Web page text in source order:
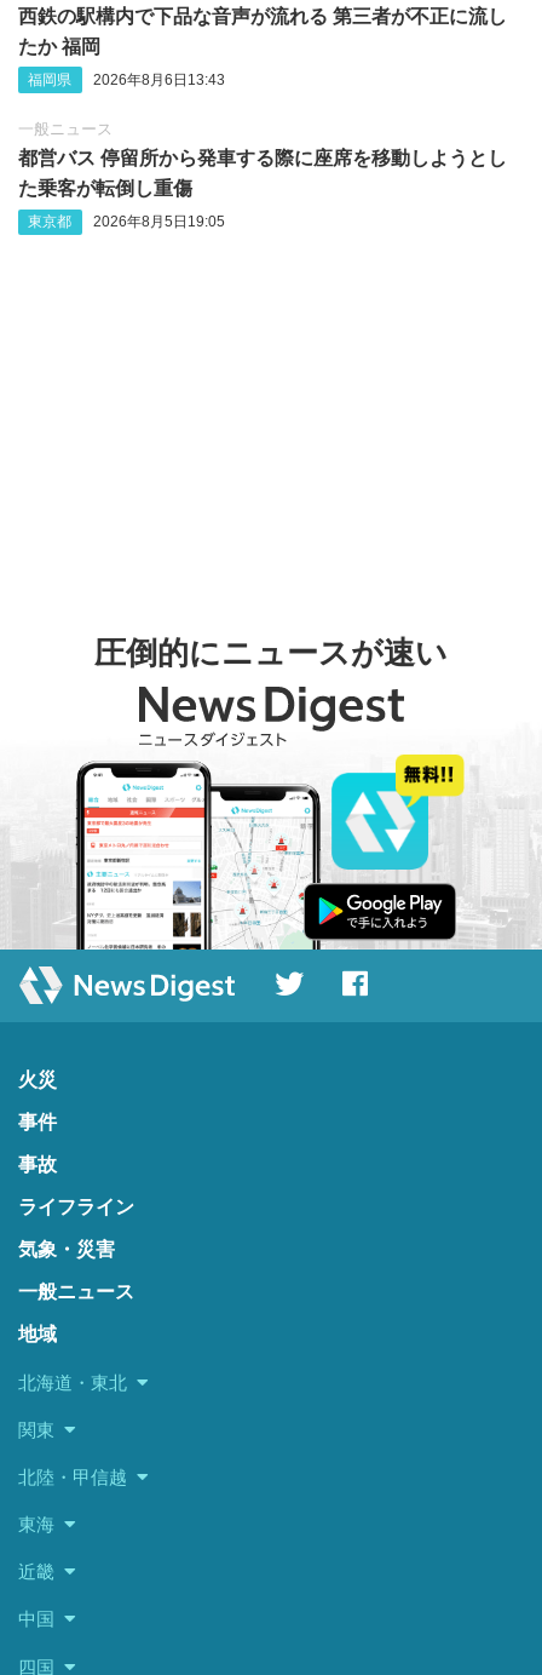
西鉄の駅構内で下品な音声が流れる 第三者が不正に流し
たか 福岡
福岡県 2026年8月6日13:43
一般ニュース
都営バス 停留所から発車する際に座席を移動しようとし
た乗客が転倒し重傷
東京都 2026年8月5日19:05
圧倒的にニュースが速い
火災
事件
事故
ライフライン
気象・災害
一般ニュース
地域
北海道・東北
関東
北陸・甲信越
東海
近畿
中国
四国